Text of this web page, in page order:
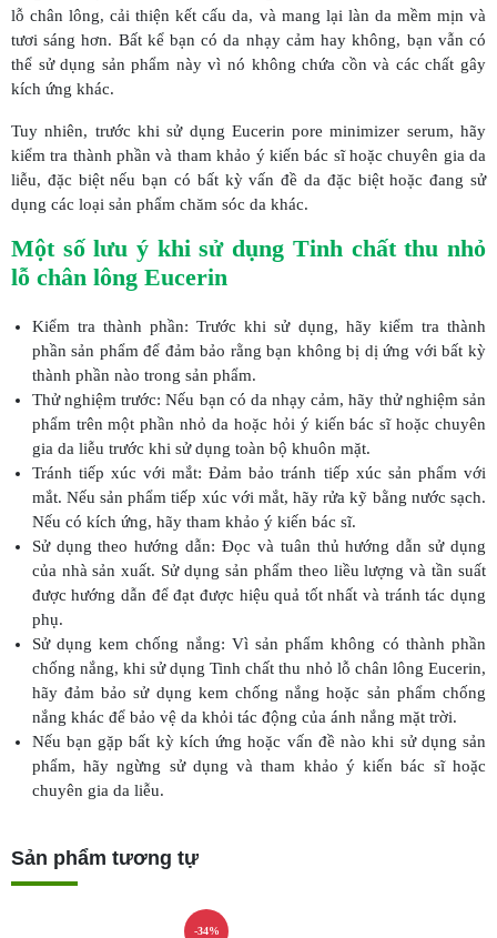
lỗ chân lông, cải thiện kết cấu da, và mang lại làn da mềm mịn và
tươi sáng hơn. Bất kể bạn có da nhạy cảm hay không, bạn vẫn có
thể sử dụng sản phẩm này vì nó không chứa cồn và các chất gây
kích ứng khác.
Tuy nhiên, trước khi sử dụng Eucerin pore minimizer serum, hãy
kiểm tra thành phần và tham khảo ý kiến bác sĩ hoặc chuyên gia da
liễu, đặc biệt nếu bạn có bất kỳ vấn đề da đặc biệt hoặc đang sử
dụng các loại sản phẩm chăm sóc da khác.
Một số lưu ý khi sử dụng Tinh chất thu nhỏ
lỗ chân lông Eucerin
Kiểm tra thành phần: Trước khi sử dụng, hãy kiểm tra thành
phần sản phẩm để đảm bảo rằng bạn không bị dị ứng với bất kỳ
thành phần nào trong sản phẩm.
Thử nghiệm trước: Nếu bạn có da nhạy cảm, hãy thử nghiệm sản
phẩm trên một phần nhỏ da hoặc hỏi ý kiến bác sĩ hoặc chuyên
gia da liễu trước khi sử dụng toàn bộ khuôn mặt.
Tránh tiếp xúc với mắt: Đảm bảo tránh tiếp xúc sản phẩm với
mắt. Nếu sản phẩm tiếp xúc với mắt, hãy rửa kỹ bằng nước sạch.
Nếu có kích ứng, hãy tham khảo ý kiến bác sĩ.
Sử dụng theo hướng dẫn: Đọc và tuân thủ hướng dẫn sử dụng
của nhà sản xuất. Sử dụng sản phẩm theo liều lượng và tần suất
được hướng dẫn để đạt được hiệu quả tốt nhất và tránh tác dụng
phụ.
Sử dụng kem chống nắng: Vì sản phẩm không có thành phần
chống nắng, khi sử dụng Tinh chất thu nhỏ lỗ chân lông Eucerin,
hãy đảm bảo sử dụng kem chống nắng hoặc sản phẩm chống
nắng khác để bảo vệ da khỏi tác động của ánh nắng mặt trời.
Nếu bạn gặp bất kỳ kích ứng hoặc vấn đề nào khi sử dụng sản
phẩm, hãy ngừng sử dụng và tham khảo ý kiến bác sĩ hoặc
chuyên gia da liễu.
Sản phẩm tương tự
-34%